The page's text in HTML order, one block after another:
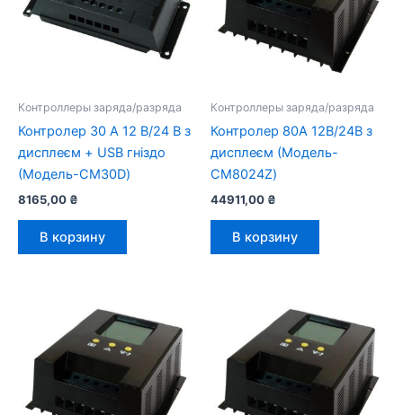
Контроллеры заряда/разряда
Контролер 30 А 12 В/24 В з
дисплеєм + USB гніздо
(Модель-CM30D)
8165,00 ₴
В корзину
Контроллеры заряда/разряда
Контролер 80А 12В/24В з
дисплеєм (Модель-
CM8024Z)
44911,00 ₴
В корзину